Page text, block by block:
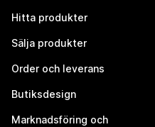
Hitta produkter
Sälja produkter
Order och leverans
Butiksdesign
Marknadsföring och